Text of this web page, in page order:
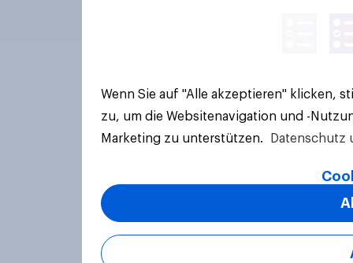
Wenn Sie auf "Alle akzeptieren" klicken,
zu, um die Websitenavigation und -
Marketing zu unterstützen.
Datenschutz